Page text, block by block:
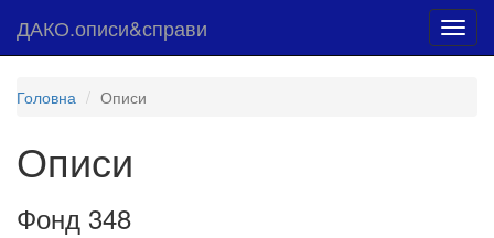
ДАКО.описи&справи
Головна Описи
Описи
Фонд 348